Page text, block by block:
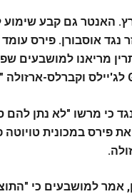
בגין פירס נקבע ל-13 במרץ.
אוסבורן. פירס
מריאנו למושבעים
כי מרשו "לא נתן
פירס במכונית טויוטה
אמר למושבעים כי